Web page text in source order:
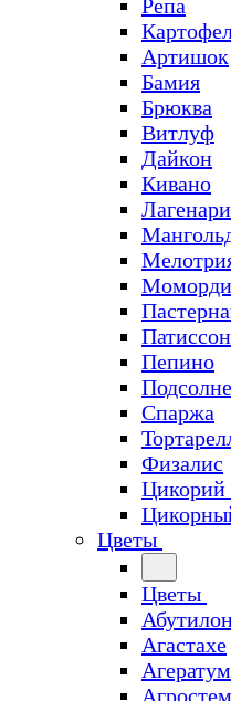
Репа
Артишок
Бамия
Брюква
Витлуф
Дайкон
Кивано
Патиссон
Пепино
Спаржа
Физалис
Цикорий
Цветы
Цветы
Агастахе
Агератум